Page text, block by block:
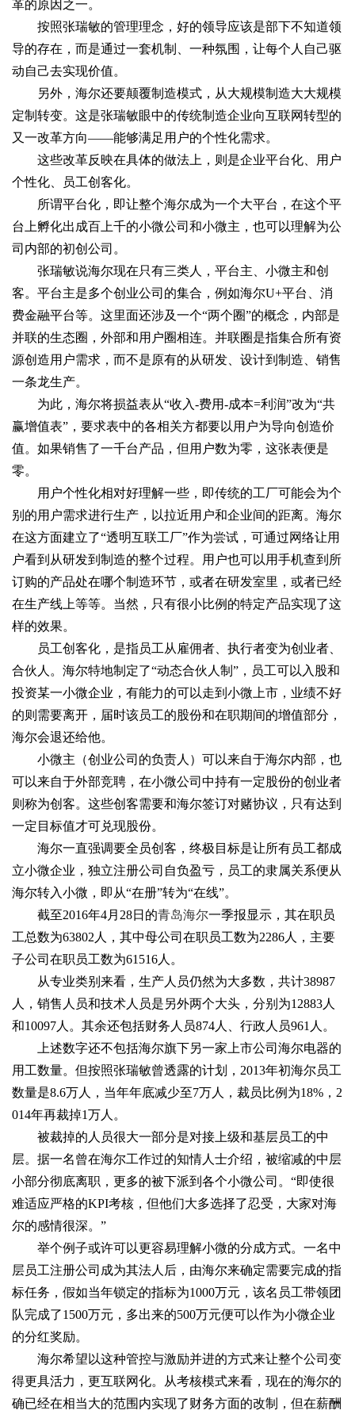
革的原因之一。
按照张瑞敏的管理理念，好的领导应该是部下不知道领
导的存在，而是通过一套机制、一种氛围，让每个人自己驱
动自己去实现价值。
另外，海尔还要颠覆制造模式，从大规模制造大大规模
定制转变。这是张瑞敏眼中的传统制造企业向互联网转型的
又一改革方向——能够满足用户的个性化需求。
这些改革反映在具体的做法上，则是企业平台化、用户
个性化、员工创客化。
所谓平台化，即让整个海尔成为一个大平台，在这个平
台上孵化出成百上千的小微公司和小微主，也可以理解为公
司内部的初创公司。
张瑞敏说海尔现在只有三类人，平台主、小微主和创
客。平台主是多个创业公司的集合，例如海尔U+平台、消
费金融平台等。这里面还涉及一个“两个圈”的概念，内部是
并联的生态圈，外部和用户圈相连。并联圈是指集合所有资
源创造用户需求，而不是原有的从研发、设计到制造、销售
一条龙生产。
为此，海尔将损益表从“收入-费用-成本=利润”改为“共
赢增值表”，要求表中的各相关方都要以用户为导向创造价
值。如果销售了一千台产品，但用户数为零，这张表便是
零。
用户个性化相对好理解一些，即传统的工厂可能会为个
别的用户需求进行生产，以拉近用户和企业间的距离。海尔
在这方面建立了“透明互联工厂”作为尝试，可通过网络让用
户看到从研发到制造的整个过程。用户也可以用手机查到所
订购的产品处在哪个制造环节，或者在研发室里，或者已经
在生产线上等等。当然，只有很小比例的特定产品实现了这
样的效果。
员工创客化，是指员工从雇佣者、执行者变为创业者、
合伙人。海尔特地制定了“动态合伙人制”，员工可以入股和
投资某一小微企业，有能力的可以走到小微上市，业绩不好
的则需要离开，届时该员工的股份和在职期间的增值部分，
海尔会退还给他。
小微主（创业公司的负责人）可以来自于海尔内部，也
可以来自于外部竞聘，在小微公司中持有一定股份的创业者
则称为创客。这些创客需要和海尔签订对赌协议，只有达到
一定目标值才可兑现股份。
海尔一直强调要全员创客，终极目标是让所有员工都成
立小微企业，独立注册公司自负盈亏，员工的隶属关系便从
海尔转入小微，即从“在册”转为“在线”。
截至2016年4月28日的青岛海尔一季报显示，其在职员
工总数为63802人，其中母公司在职员工数为2286人，主要
子公司在职员工数为61516人。
从专业类别来看，生产人员仍然为大多数，共计38987
人，销售人员和技术人员是另外两个大头，分别为12883人
和10097人。其余还包括财务人员874人、行政人员961人。
上述数字还不包括海尔旗下另一家上市公司海尔电器的
用工数量。但按照张瑞敏曾透露的计划，2013年初海尔员工
数量是8.6万人，当年年底减少至7万人，裁员比例为18%，2
014年再裁掉1万人。
被裁掉的人员很大一部分是对接上级和基层员工的中
层。据一名曾在海尔工作过的知情人士介绍，被缩减的中层
小部分彻底离职，更多的被下派到各个小微公司。“即使很
难适应严格的KPI考核，但他们大多选择了忍受，大家对海
尔的感情很深。”
举个例子或许可以更容易理解小微的分成方式。一名中
层员工注册公司成为其法人后，由海尔来确定需要完成的指
标任务，假如当年锁定的指标为1000万元，该名员工带领团
队完成了1500万元，多出来的500万元便可以作为小微企业
的分红奖励。
海尔希望以这种管控与激励并进的方式来让整个公司变
得更具活力，更互联网化。从考核模式来看，现在的海尔的
确已经在相当大的范围内实现了财务方面的改制，但在薪酬